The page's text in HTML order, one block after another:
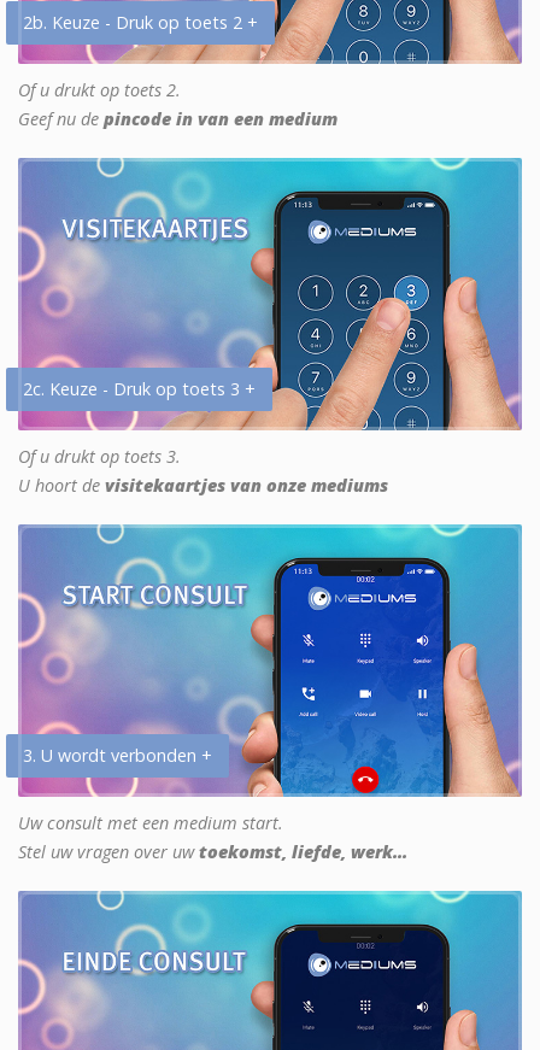
2b. Keuze - Druk op toets 2 +
Of u drukt op toets 2.
Geef nu de pincode in van een medium
2c. Keuze - Druk op toets 3 +
Of u drukt op toets 3.
U hoort de visitekaartjes van onze mediums
3. U wordt verbonden +
Uw consult met een medium start.
Stel uw vragen over uwtoekomst, liefde, werk...